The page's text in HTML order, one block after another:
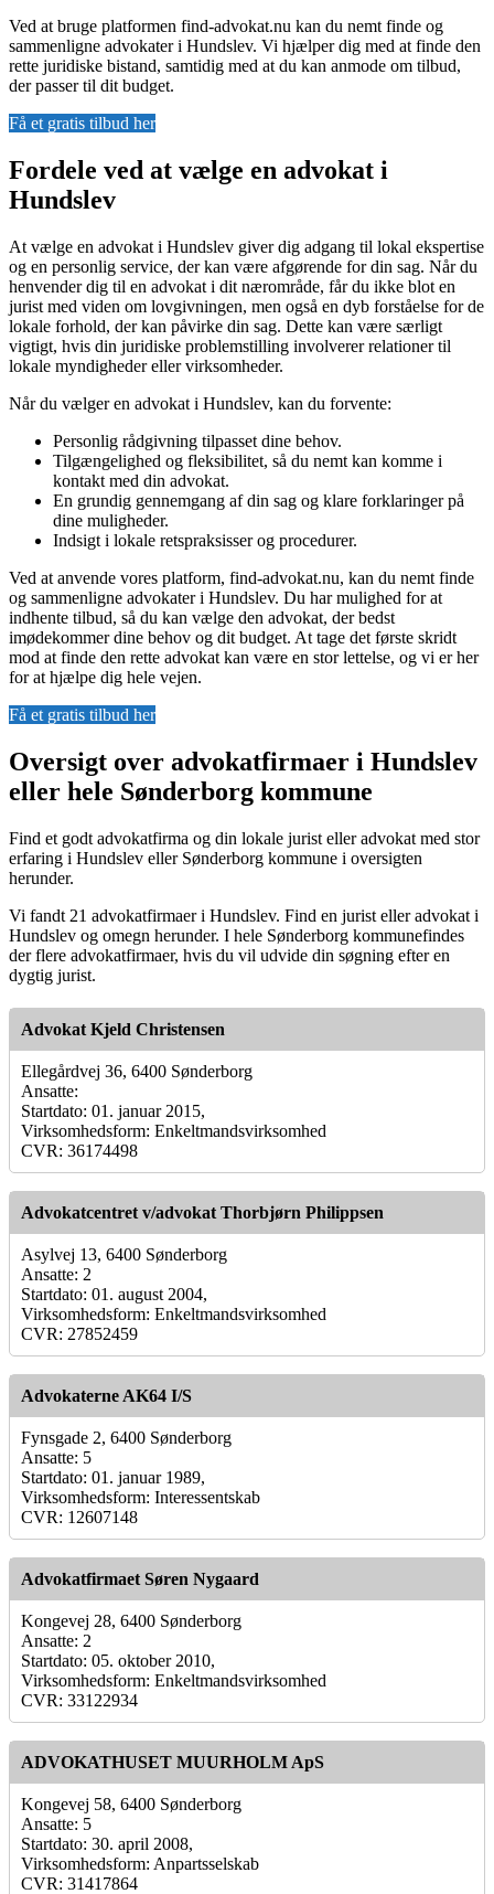
Ved at bruge platformen find-advokat.nu kan du nemt finde og
sammenligne advokater i Hundslev. Vi hjælper dig med at finde den
rette juridiske bistand, samtidig med at du kan anmode om tilbud,
der passer til dit budget.
Få et gratis tilbud her
Fordele ved at vælge en advokat i
Hundslev
At vælge en advokat i Hundslev giver dig adgang til lokal ekspertise
og en personlig service, der kan være afgørende for din sag. Når du
henvender dig til en advokat i dit nærområde, får du ikke blot en
jurist med viden om lovgivningen, men også en dyb forståelse for de
lokale forhold, der kan påvirke din sag. Dette kan være særligt
vigtigt, hvis din juridiske problemstilling involverer relationer til
lokale myndigheder eller virksomheder.
Når du vælger en advokat i Hundslev, kan du forvente:
Personlig rådgivning tilpasset dine behov.
Tilgængelighed og fleksibilitet, så du nemt kan komme i
kontakt med din advokat.
En grundig gennemgang af din sag og klare forklaringer på
dine muligheder.
Indsigt i lokale retspraksisser og procedurer.
Ved at anvende vores platform, find-advokat.nu, kan du nemt finde
og sammenligne advokater i Hundslev. Du har mulighed for at
indhente tilbud, så du kan vælge den advokat, der bedst
imødekommer dine behov og dit budget. At tage det første skridt
mod at finde den rette advokat kan være en stor lettelse, og vi er her
for at hjælpe dig hele vejen.
Få et gratis tilbud her
Oversigt over advokatfirmaer i Hundslev
eller hele Sønderborg kommune
Find et godt advokatfirma og din lokale jurist eller advokat med stor
erfaring i Hundslev eller Sønderborg kommune i oversigten
herunder.
Vi fandt 21 advokatfirmaer i Hundslev. Find en jurist eller advokat i
Hundslev og omegn herunder. I hele Sønderborg kommunefindes
der flere advokatfirmaer, hvis du vil udvide din søgning efter en
dygtig jurist.
Advokat Kjeld Christensen
Ellegårdvej 36, 6400 Sønderborg
Ansatte:
Startdato: 01. januar 2015,
Virksomhedsform: Enkeltmandsvirksomhed
CVR: 36174498
Advokatcentret v/advokat Thorbjørn Philippsen
Asylvej 13, 6400 Sønderborg
Ansatte: 2
Startdato: 01. august 2004,
Virksomhedsform: Enkeltmandsvirksomhed
CVR: 27852459
Advokaterne AK64 I/S
Fynsgade 2, 6400 Sønderborg
Ansatte: 5
Startdato: 01. januar 1989,
Virksomhedsform: Interessentskab
CVR: 12607148
Advokatfirmaet Søren Nygaard
Kongevej 28, 6400 Sønderborg
Ansatte: 2
Startdato: 05. oktober 2010,
Virksomhedsform: Enkeltmandsvirksomhed
CVR: 33122934
ADVOKATHUSET MUURHOLM ApS
Kongevej 58, 6400 Sønderborg
Ansatte: 5
Startdato: 30. april 2008,
Virksomhedsform: Anpartsselskab
CVR: 31417864